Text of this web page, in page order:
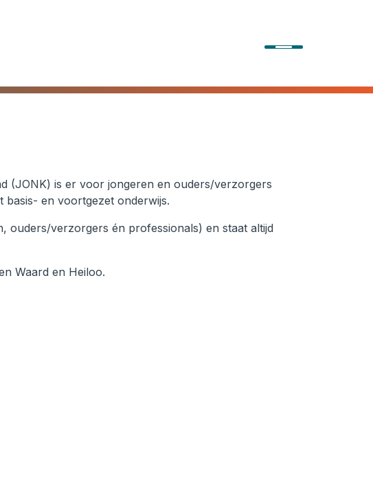
(JONK) is er voor jongeren en ouders/verzorgers
basis- en voortgezet onderwijs.
ouders/verzorgers én professionals) en staat altijd
Waard en Heiloo.